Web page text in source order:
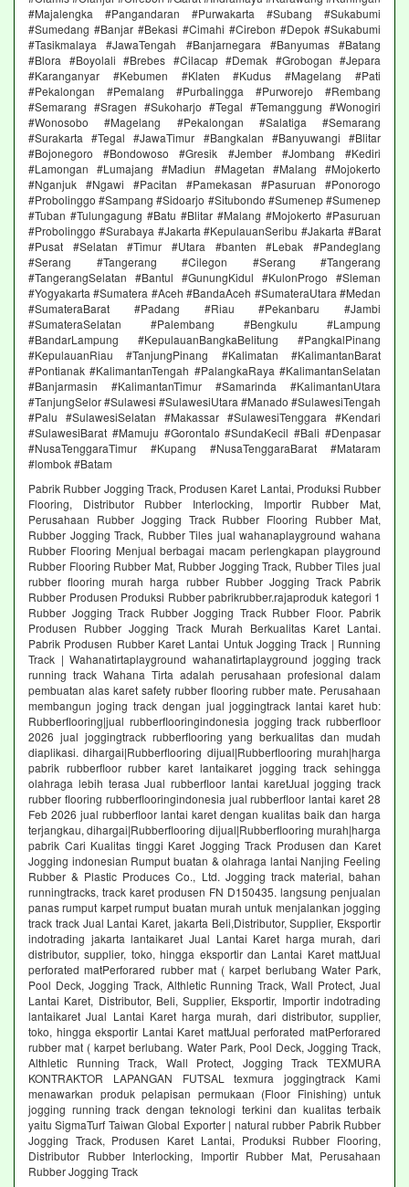
#Majalengka #Pangandaran #Purwakarta #Subang #Sukabumi
#Sumedang #Banjar #Bekasi #Cimahi #Cirebon #Depok #Sukabumi
#Tasikmalaya #JawaTengah #Banjarnegara #Banyumas #Batang
#Blora #Boyolali #Brebes #Cilacap #Demak #Grobogan #Jepara
#Karanganyar #Kebumen #Klaten #Kudus #Magelang #Pati
#Pekalongan #Pemalang #Purbalingga #Purworejo #Rembang
#Semarang #Sragen #Sukoharjo #Tegal #Temanggung #Wonogiri
#Wonosobo #Magelang #Pekalongan #Salatiga #Semarang
#Surakarta #Tegal #JawaTimur #Bangkalan #Banyuwangi #Blitar
#Bojonegoro #Bondowoso #Gresik #Jember #Jombang #Kediri
#Lamongan #Lumajang #Madiun #Magetan #Malang #Mojokerto
#Nganjuk #Ngawi #Pacitan #Pamekasan #Pasuruan #Ponorogo
#Probolinggo #Sampang #Sidoarjo #Situbondo #Sumenep #Sumenep
#Tuban #Tulungagung #Batu #Blitar #Malang #Mojokerto #Pasuruan
#Probolinggo #Surabaya #Jakarta #KepulauanSeribu #Jakarta #Barat
#Pusat #Selatan #Timur #Utara #banten #Lebak #Pandeglang
#Serang #Tangerang #Cilegon #Serang #Tangerang
#TangerangSelatan #Bantul #GunungKidul #KulonProgo #Sleman
#Yogyakarta #Sumatera #Aceh #BandaAceh #SumateraUtara #Medan
#SumateraBarat #Padang #Riau #Pekanbaru #Jambi
#SumateraSelatan #Palembang #Bengkulu #Lampung
#BandarLampung #KepulauanBangkaBelitung #PangkalPinang
#KepulauanRiau #TanjungPinang #Kalimatan #KalimantanBarat
#Pontianak #KalimantanTengah #PalangkaRaya #KalimantanSelatan
#Banjarmasin #KalimantanTimur #Samarinda #KalimantanUtara
#TanjungSelor #Sulawesi #SulawesiUtara #Manado #SulawesiTengah
#Palu #SulawesiSelatan #Makassar #SulawesiTenggara #Kendari
#SulawesiBarat #Mamuju #Gorontalo #SundaKecil #Bali #Denpasar
#NusaTenggaraTimur #Kupang #NusaTenggaraBarat #Mataram
#lombok #Batam
Pabrik Rubber Jogging Track, Produsen Karet Lantai, Produksi Rubber
Flooring, Distributor Rubber Interlocking, Importir Rubber Mat,
Perusahaan Rubber Jogging Track Rubber Flooring Rubber Mat,
Rubber Jogging Track, Rubber Tiles jual wahanaplayground wahana
Rubber Flooring Menjual berbagai macam perlengkapan playground
Rubber Flooring Rubber Mat, Rubber Jogging Track, Rubber Tiles jual
rubber flooring murah harga rubber Rubber Jogging Track Pabrik
Rubber Produsen Produksi Rubber pabrikrubber.rajaproduk kategori 1
Rubber Jogging Track Rubber Jogging Track Rubber Floor. Pabrik
Produsen Rubber Jogging Track Murah Berkualitas Karet Lantai.
Pabrik Produsen Rubber Karet Lantai Untuk Jogging Track | Running
Track | Wahanatirtaplayground wahanatirtaplayground jogging track
running track Wahana Tirta adalah perusahaan profesional dalam
pembuatan alas karet safety rubber flooring rubber mate. Perusahaan
membangun joging track dengan jual joggingtrack lantai karet hub:
Rubberflooring|jual rubberflooringindonesia jogging track rubberfloor
2026 jual joggingtrack rubberflooring yang berkualitas dan mudah
diaplikasi. dihargai|Rubberflooring dijual|Rubberflooring murah|harga
pabrik rubberfloor rubber karet lantaikaret jogging track sehingga
olahraga lebih terasa Jual rubberfloor lantai karetJual jogging track
rubber flooring rubberflooringindonesia jual rubberfloor lantai karet 28
Feb 2026 jual rubberfloor lantai karet dengan kualitas baik dan harga
terjangkau, dihargai|Rubberflooring dijual|Rubberflooring murah|harga
pabrik Cari Kualitas tinggi Karet Jogging Track Produsen dan Karet
Jogging indonesian Rumput buatan & olahraga lantai Nanjing Feeling
Rubber & Plastic Produces Co., Ltd. Jogging track material, bahan
runningtracks, track karet produsen FN D150435. langsung penjualan
panas rumput karpet rumput buatan murah untuk menjalankan jogging
track track Jual Lantai Karet, jakarta Beli,Distributor, Supplier, Eksportir
indotrading jakarta lantaikaret Jual Lantai Karet harga murah, dari
distributor, supplier, toko, hingga eksportir dan Lantai Karet mattJual
perforated matPerforared rubber mat ( karpet berlubang Water Park,
Pool Deck, Jogging Track, Althletic Running Track, Wall Protect, Jual
Lantai Karet, Distributor, Beli, Supplier, Eksportir, Importir indotrading
lantaikaret Jual Lantai Karet harga murah, dari distributor, supplier,
toko, hingga eksportir Lantai Karet mattJual perforated matPerforared
rubber mat ( karpet berlubang. Water Park, Pool Deck, Jogging Track,
Althletic Running Track, Wall Protect, Jogging Track TEXMURA
KONTRAKTOR LAPANGAN FUTSAL texmura joggingtrack Kami
menawarkan produk pelapisan permukaan (Floor Finishing) untuk
jogging running track dengan teknologi terkini dan kualitas terbaik
yaitu SigmaTurf Taiwan Global Exporter | natural rubber Pabrik Rubber
Jogging Track, Produsen Karet Lantai, Produksi Rubber Flooring,
Distributor Rubber Interlocking, Importir Rubber Mat, Perusahaan
Rubber Jogging Track